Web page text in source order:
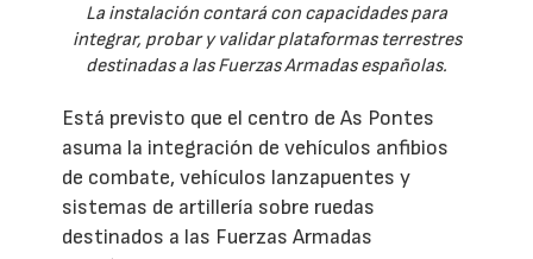
La instalación contará con capacidades para
integrar, probar y validar plataformas terrestres
destinadas a las Fuerzas Armadas españolas.
Está previsto que el centro de As Pontes
asuma la integración de vehículos anfibios
de combate, vehículos lanzapuentes y
sistemas de artillería sobre ruedas
destinados a las Fuerzas Armadas